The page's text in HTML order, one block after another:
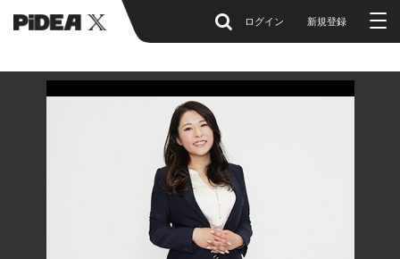
ログイン 新規登録